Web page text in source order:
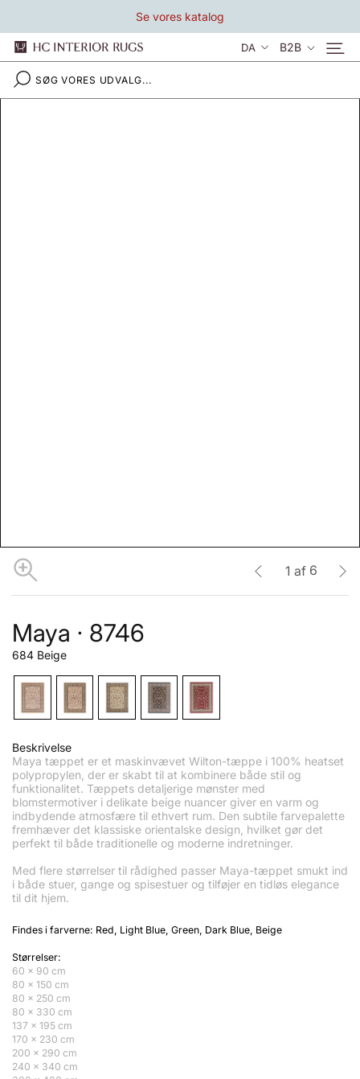
indhold
Se vores katalog
Sprog
DA B2B
1 af 6
Maya · 8746
684 Beige
Beskrivelse
Maya tæppet er et maskinvævet Wilton-tæppe i 100% heatset
polypropylen, der er skabt til at kombinere både stil og
funktionalitet. Tæppets detaljerige mønster med
blomstermotiver i delikate beige nuancer giver en varm og
indbydende atmosfære til ethvert rum. Den subtile farvepalette
fremhæver det klassiske orientalske design, hvilket gør det
perfekt til både traditionelle og moderne indretninger.
Med flere størrelser til rådighed passer Maya-tæppet smukt ind
i både stuer, gange og spisestuer og tilføjer en tidløs elegance
til dit hjem.
Findes i farverne: Red, Light Blue, Green, Dark Blue, Beige
Størrelser:
60 x 90 cm
80 x 150 cm
80 x 250 cm
80 x 330 cm
137 x 195 cm
170 x 230 cm
200 x 290 cm
240 x 340 cm